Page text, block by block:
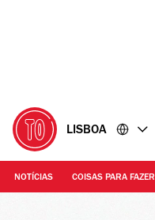
LISBOA
NOTÍCIAS COISAS PARA FAZER